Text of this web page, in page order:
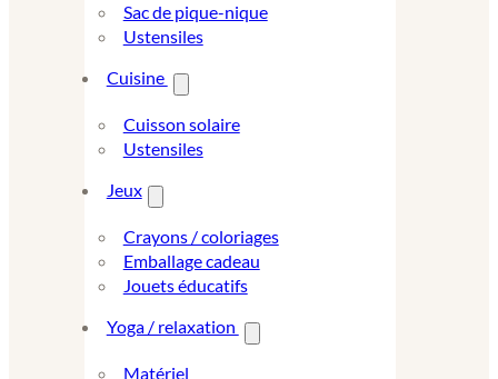
Sac de pique-nique
Ustensiles
Cuisine
Cuisson solaire
Ustensiles
Jeux
Crayons / coloriages
Emballage cadeau
Jouets éducatifs
Yoga / relaxation
Matériel